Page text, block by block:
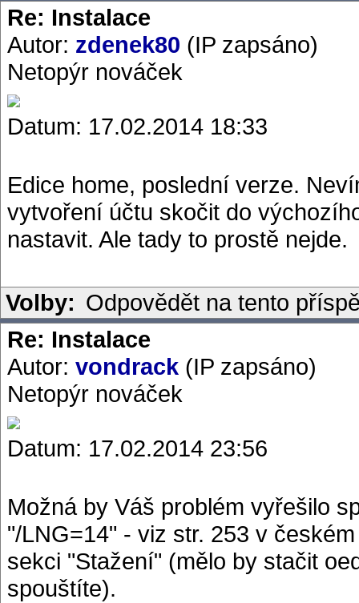
Re: Instalace
Autor: zdenek80 (IP zapsáno)
Netopýr nováček
Datum: 17.02.2014 18:33
Edice home, poslední verze.
vytvoření účtu skočit do
nastavit. Ale tady to prostě nejde.
Volby: Odpovědět na tento
Re: Instalace
Autor: vondrack (IP zapsáno)
Netopýr nováček
Datum: 17.02.2014 23:56
Možná by Váš problém vyřešilo
"/LNG=14" - viz str. 253 v
sekci "Stažení" (mělo by stačit
spouštíte).